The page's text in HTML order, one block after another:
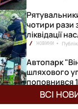
чотири рази
ліквідації
НОВИНИ
Автопарк
шляхового
поповнився
нової техніки
НОВИНИ
ВСІ